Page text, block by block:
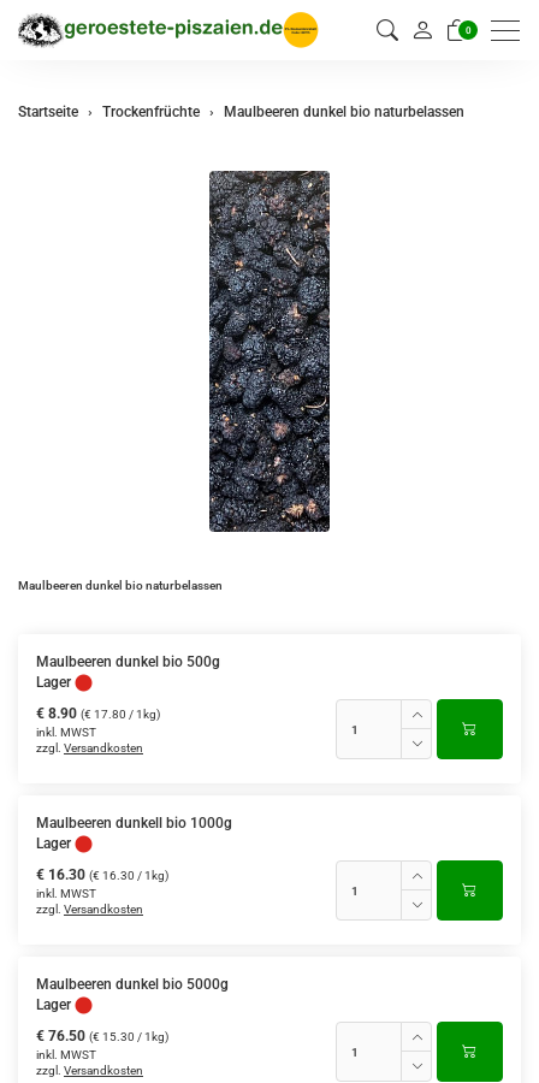
0
Startseite Trockenfrüchte Maulbeeren dunkel bio naturbelassen
Maulbeeren dunkel bio naturbelassen
Maulbeeren dunkel bio 500g
Lager
€ 8.90 (€ 17.80 / 1kg)
inkl. MWST
zzgl. Versandkosten
Maulbeeren dunkell bio 1000g
Lager
€ 16.30 (€ 16.30 / 1kg)
inkl. MWST
zzgl. Versandkosten
Maulbeeren dunkel bio 5000g
Lager
€ 76.50 (€ 15.30 / 1kg)
inkl. MWST
zzgl. Versandkosten